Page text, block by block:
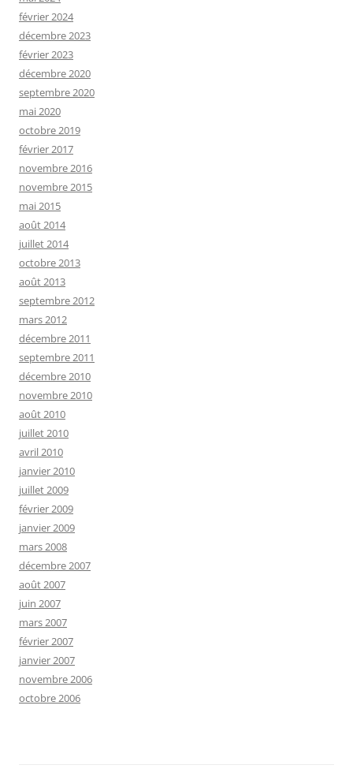
février 2024
décembre 2023
février 2023
décembre 2020
septembre 2020
mai 2020
octobre 2019
février 2017
novembre 2016
novembre 2015
mai 2015
août 2014
juillet 2014
octobre 2013
août 2013
septembre 2012
mars 2012
décembre 2011
septembre 2011
décembre 2010
novembre 2010
août 2010
juillet 2010
avril 2010
janvier 2010
juillet 2009
février 2009
janvier 2009
mars 2008
décembre 2007
août 2007
juin 2007
mars 2007
février 2007
janvier 2007
novembre 2006
octobre 2006